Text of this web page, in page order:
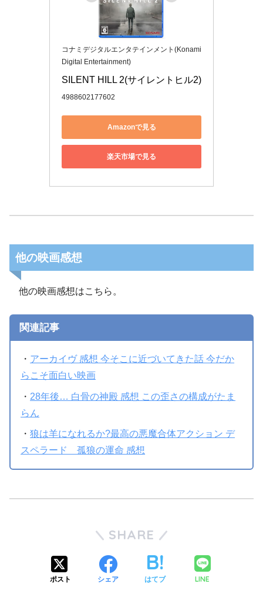
コナミデジタルエンタテインメント(Konami
Digital Entertainment)
SILENT HILL 2(サイレントヒル2)
4988602177602
Amazonで見る
楽天市場で見る
他の映画感想
他の映画感想はこちら。
関連記事
・ アーカイヴ 感想 今そこに近づいてきた話 今だか
らこそ面白い映画
・ 28年後… 白骨の神殿 感想 この歪さの構成がたま
らん
・狼は羊になれるか?最高の悪魔合体アクション デ
スペラード 孤狼の運命 感想
SHARE
ポスト シェア はてブ LINE